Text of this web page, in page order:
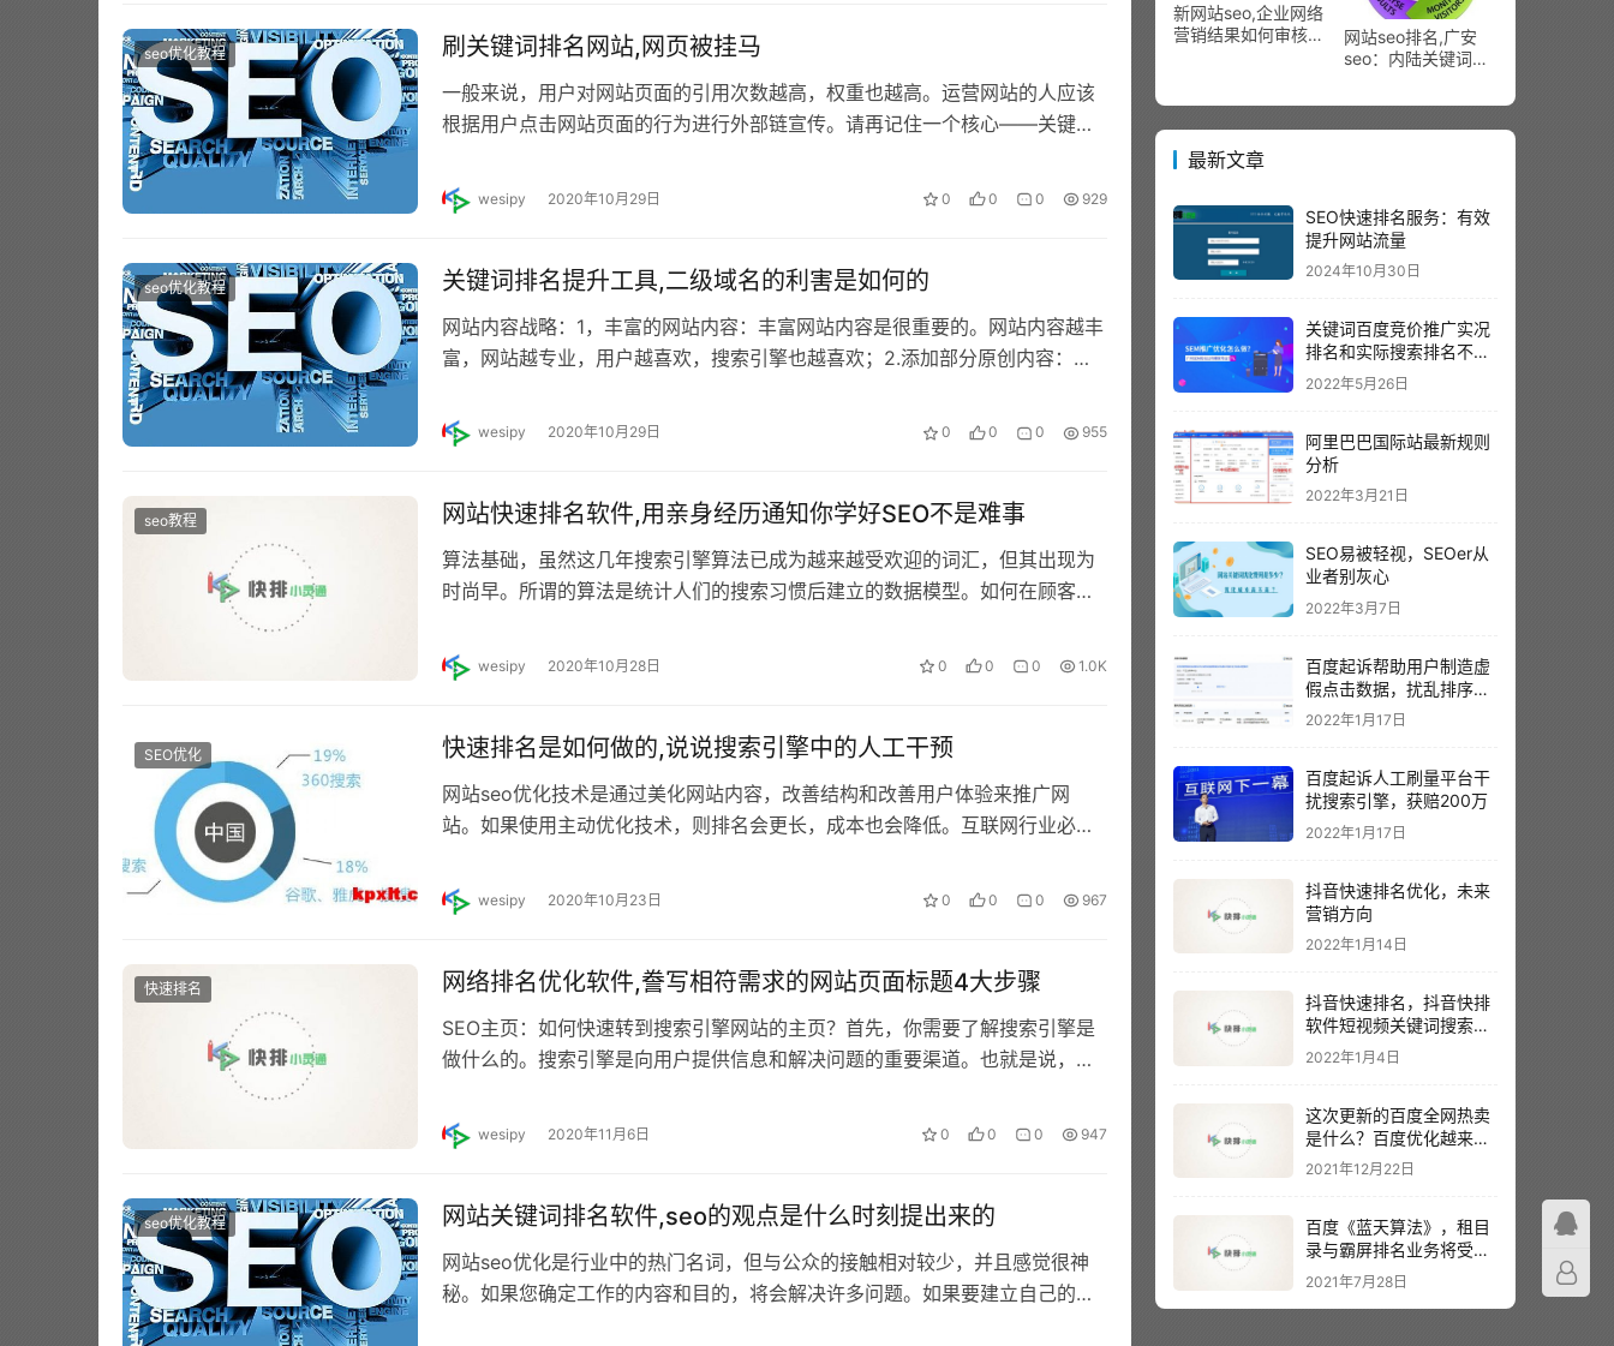
seo优化教程 刷关键词排名网站,网页被挂马
一般来说，用户对网站页面的引用次数越高，权重也越高。运营网站的人应该
根据用户点击网站页面的行为进行外部链宣传。请再记住一个核心——关键
wesipy 2020年10月29日 0 0 0 929
seo优化教程 关键词排名提升工具,二级域名的利害是如何的
网站内容战略：1，丰富的网站内容：丰富网站内容是很重要的。网站内容越丰
富，网站越专业，用户越喜欢，搜索引擎也越喜欢；2.添加部分原创内容：采
wesipy 2020年10月29日 0 0 0 955
seo教程 网站快速排名软件,用亲身经历通知你学好SEO不是难事
算法基础，虽然这几年搜索引擎算法已成为越来越受欢迎的词汇，但其出现为
时尚早。所谓的算法是统计人们的搜索习惯后建立的数据模型。如何在顾客面
wesipy 2020年10月28日 0 0 0 1.0K
SEO优化 快速排名是如何做的,说说搜索引擎中的人工干预
网站seo优化技术是通过美化网站内容，改善结构和改善用户体验来推广网
站。如果使用主动优化技术，则排名会更长，成本也会降低。互联网行业必须
wesipy 2020年10月23日 0 0 0 967
快速排名 网络排名优化软件,誊写相符需求的网站页面标题4大步骤
SEO主页：如何快速转到搜索引擎网站的主页？首先，你需要了解搜索引擎是
做什么的。搜索引擎是向用户提供信息和解决问题的重要渠道。也就是说，搜
wesipy 2020年11月6日 0 0 0 947
seo优化教程 网站关键词排名软件,seo的观点是什么时刻提出来的
网站seo优化是行业中的热门名词，但与公众的接触相对较少，并且感觉很神
秘。如果您确定工作的内容和目的，将会解决许多问题。如果要建立自己的网
新网站seo,企业网络
营销结果如何审核
网站seo排名,广安
seo：内陆关键词
最新文章
SEO快速排名服务：有效
提升网站流量
2024年10月30日
关键词百度竞价推广实况
排名和实际搜索排名不一
样？以哪个为准呢？
2022年5月26日
阿里巴巴国际站最新规则
分析
2022年3月21日
SEO易被轻视，SEOer从
业者别灰心
2022年3月7日
百度起诉帮助用户制造虚
假点击数据，扰乱排序结
果。
2022年1月17日
百度起诉人工刷量平台干
扰搜索引擎，获赔200万
2022年1月17日
抖音快速排名优化，未来
营销方向
2022年1月14日
抖音快速排名，抖音快排
软件短视频关键词搜索排
名
2022年1月4日
这次更新的百度全网热卖
是什么？百度优化越来越
难？
2021年12月22日
百度《蓝天算法》，租目
录与霸屏排名业务将受到
主要影响
2021年7月28日